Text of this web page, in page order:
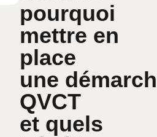
pourquoi
mettre en
place
une
QVCT
et quels